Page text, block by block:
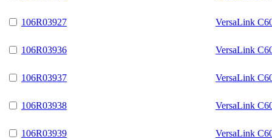
106R03927 VersaLink
106R03936 VersaLink
106R03937 VersaLink
106R03938 VersaLink
106R03939 VersaLink